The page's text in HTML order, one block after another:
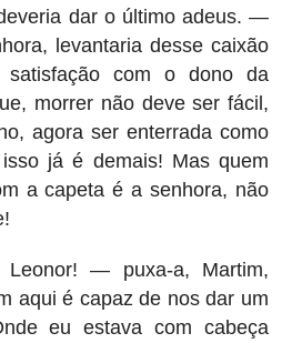
dar o último adeus. —
levantaria desse caixão
com o dono da
morrer não deve ser fácil,
agora ser enterrada como
já é demais! Mas quem
a capeta é a senhora, não
— puxa-a, Martim,
aqui é capaz de nos dar um
eu estava com cabeça